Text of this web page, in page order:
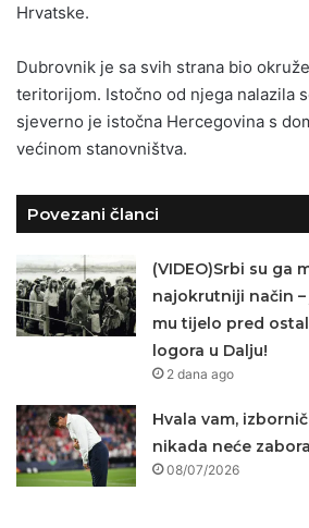
Hrvatske.
Dubrovnik je sa svih strana bio
teritorijom. Istočno od njega nalazila
sjeverno je istočna Hercegovina s
većinom stanovništva.
Povezani članci
(VIDEO)Srbi su ga
najokrutniji način
mu tijelo pred
logora u Dalju!
2 dana ago
Hvala vam,
nikada neće
08/07/2026